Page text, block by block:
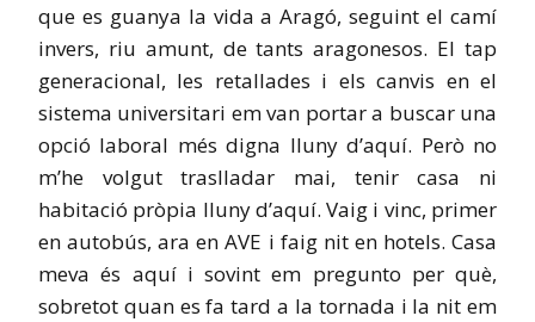
que es guanya la vida a Aragó, seguint el camí
invers, riu amunt, de tants aragonesos. El tap
generacional, les retallades i els canvis en el
sistema universitari em van portar a buscar una
opció laboral més digna lluny d’aquí. Però no
m’he volgut traslladar mai, tenir casa ni
habitació pròpia lluny d’aquí. Vaig i vinc, primer
en autobús, ara en AVE i faig nit en hotels. Casa
meva és aquí i sovint em pregunto per què,
sobretot quan es fa tard a la tornada i la nit em